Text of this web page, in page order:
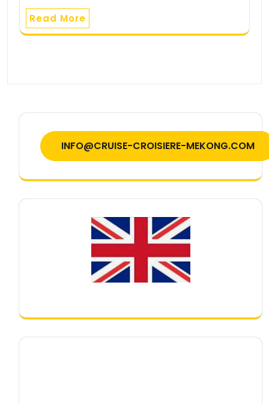
Read More
INFO@CRUISE-CROISIERE-MEKONG.COM